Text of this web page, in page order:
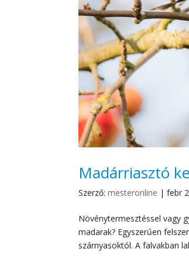
Madárriasztó
Szerző:mesteronline |febr
Növénytermesztéssel vagy
madarak? Egyszerűen
szárnyasoktól. A falvakban